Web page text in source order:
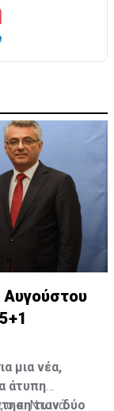
Αυγούστου
μια νέα,
άτυπη
των δύο
ο κ. Ντανά